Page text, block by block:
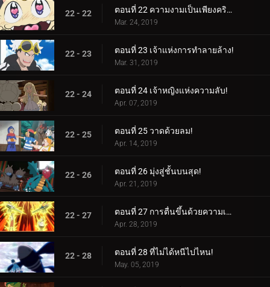
22 - 22 ตอนที่ 22 ความงามเป็นเพียงคริสตัลล้ำลึกเท่านั้น!
Mar. 24, 2019
22 - 23 ตอนที่ 23 เจ้าแห่งการทำลายล้าง!
Mar. 31, 2019
22 - 24 ตอนที่ 24 เจ้าหญิงแห่งความลับ!
Apr. 07, 2019
22 - 25 ตอนที่ 25 วาดด้วยลม!
Apr. 14, 2019
22 - 26 ตอนที่ 26 มุ่งสู่ชั้นบนสุด!
Apr. 21, 2019
22 - 27 ตอนที่ 27 การตื่นขึ้นด้วยความเร็วสูง!
Apr. 28, 2019
22 - 28 ตอนที่ 28 ที่ไม่ได้หนีไปไหน!
May. 05, 2019